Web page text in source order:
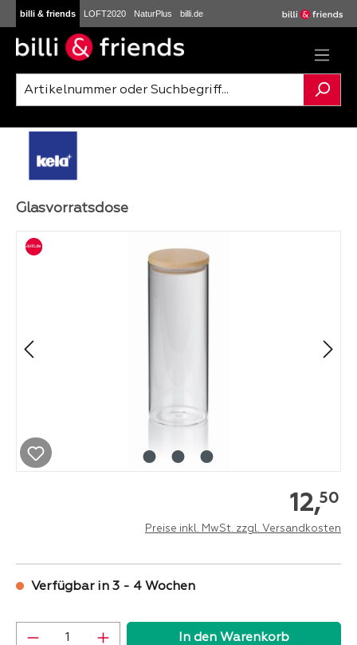
Zum Hauptinhalt springen
billi & friends LOFT2020 NaturPlus billi.de
Bildergalerie überspringen
Glasvorratsdose
12,50
Preise inkl. MwSt. zzgl. Versandkosten
Verfügbar in 3 - 4 Wochen
Produkt Anzahl: Gib den gewünschten
In den Warenkorb